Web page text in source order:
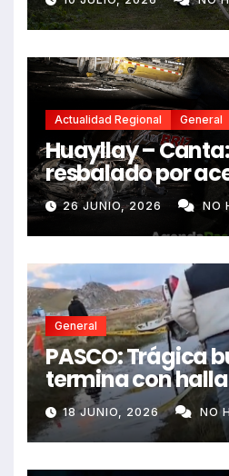
Actualidad Regional General
Huayllay –
resbalado por
e impactó auto
dejando dos
26 JUNIO, 2026 NO
General
PASCO: Trágica
termina con
sin vida en
18 JUNIO, 2026 NO